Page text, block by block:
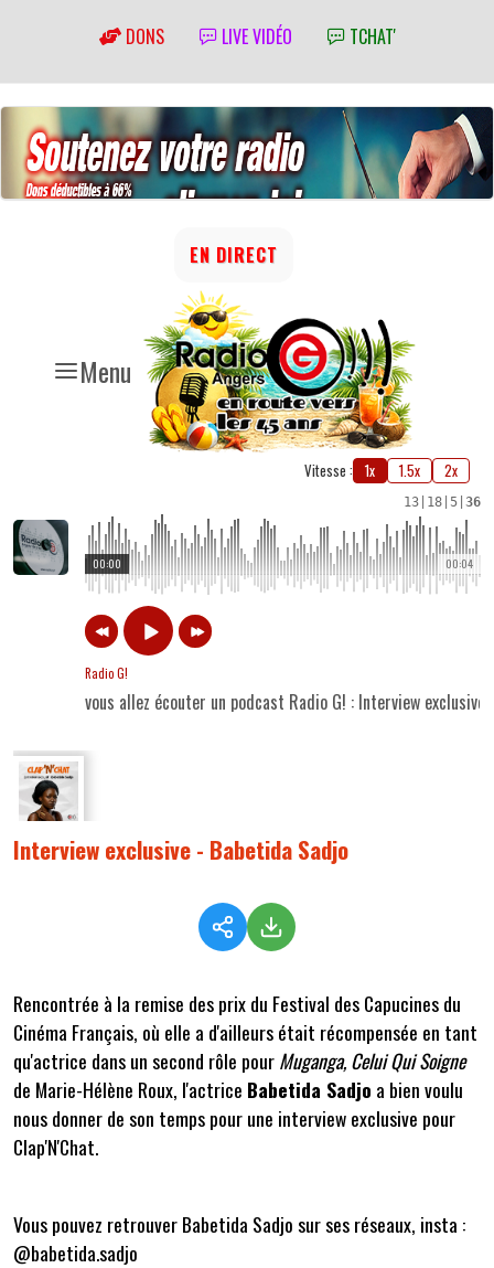
DONS LIVE VIDÉO TCHAT'
Menu
EN DIRECT
Vitesse : 1x 1.5x 2x
13 18 5 36
00:04
00:00
Radio G!
vous allez écouter un podcast Radio G! : Interview exclusive
Interview exclusive - Babetida Sadjo
Rencontrée à la remise des prix du Festival des Capucines du
Cinéma Français, où elle a d'ailleurs était récompensée en tant
qu'actrice dans un second rôle pourMuganga, Celui Qui Soigne
de Marie-Hélène Roux, l'actrice Babetida Sadjo a bien voulu
nous donner de son temps pour une interview exclusive pour
Clap'N'Chat.
Vous pouvez retrouver Babetida Sadjo sur ses réseaux, insta :
@babetida.sadjo